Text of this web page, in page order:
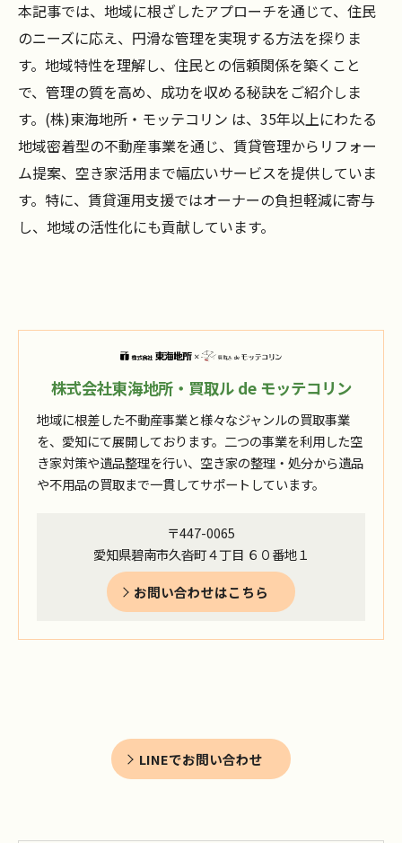
本記事では、地域に根ざしたアプローチを通じて、住民
のニーズに応え、円滑な管理を実現する方法を探りま
す。地域特性を理解し、住民との信頼関係を築くこと
で、管理の質を高め、成功を収める秘訣をご紹介しま
す。(株)東海地所・モッテコリン は、35年以上にわたる
地域密着型の不動産事業を通じ、賃貸管理からリフォー
ム提案、空き家活用まで幅広いサービスを提供していま
す。特に、賃貸運用支援ではオーナーの負担軽減に寄与
し、地域の活性化にも貢献しています。
株式会社東海地所・買取ル de モッテコリン
地域に根差した不動産事業と様々なジャンルの買取事業
を、愛知にて展開しております。二つの事業を利用した空
き家対策や遺品整理を行い、空き家の整理・処分から遺品
や不用品の買取まで一貫してサポートしています。
〒447-0065
愛知県碧南市久沓町４丁目 ６０番地１
お問い合わせはこちら
LINEでお問い合わせ